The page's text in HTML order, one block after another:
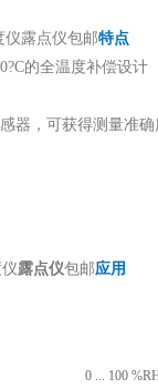
仪露点仪包邮特点
的全温度补偿设计
器，可获得测量准确
露点仪包邮应用
0 ... 100